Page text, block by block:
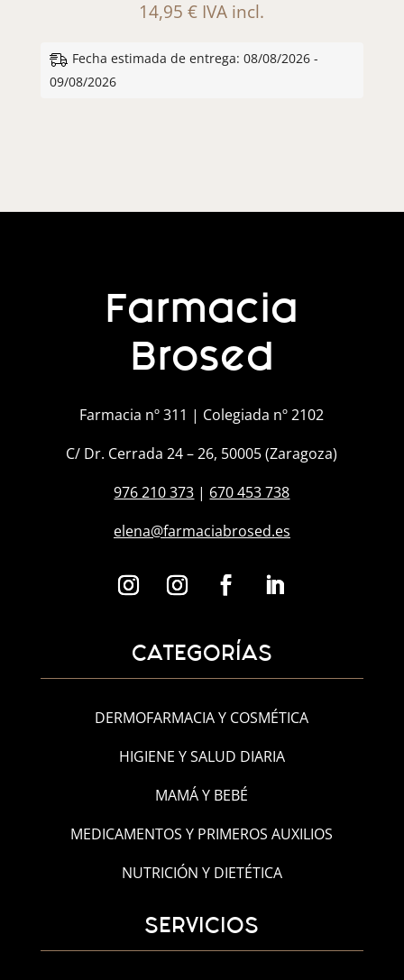
14,95€ IVA incl.
Fecha estimada de entrega: 08/08/2026 -
09/08/2026
Farmacia
Brosed
Farmacia nº 311 | Colegiada nº 2102
C/ Dr. Cerrada 24 – 26, 50005 (Zaragoza)
976 210 373 | 670 453 738
elena@farmaciabrosed.es
CATEGORÍAS
DERMOFARMACIA Y COSMÉTICA
HIGIENE Y SALUD DIARIA
MAMÁ Y BEBÉ
MEDICAMENTOS Y PRIMEROS AUXILIOS
NUTRICIÓN Y DIETÉTICA
SERVICIOS